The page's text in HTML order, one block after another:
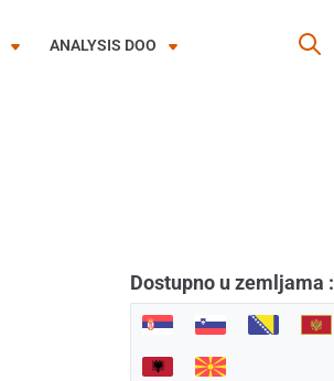
ANALYSIS DOO
Dostupno u zemljama :